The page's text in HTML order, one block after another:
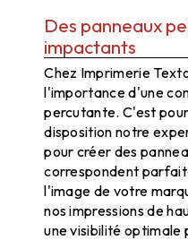
Des panneaux
impactants
Chez Imprimerie
l'importance d'une
percutante. C'est
disposition notre
pour créer des
correspondent
l'image de votre
nos impressions de
une visibilité